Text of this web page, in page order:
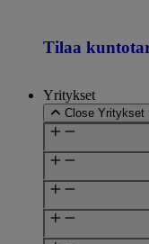
Tilaa
Yritykset
Close Yritykset